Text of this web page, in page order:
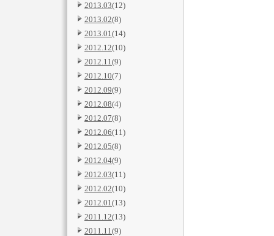
2013.03(12)
2013.02(8)
2013.01(14)
2012.12(10)
2012.11(9)
2012.10(7)
2012.09(9)
2012.08(4)
2012.07(8)
2012.06(11)
2012.05(8)
2012.04(9)
2012.03(11)
2012.02(10)
2012.01(13)
2011.12(13)
2011.11(9)